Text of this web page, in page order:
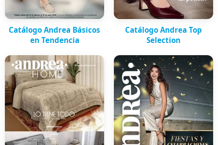
Catálogo Andrea Básicos
en Tendencia
Catálogo Andrea Top
Selection